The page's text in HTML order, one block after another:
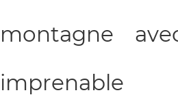
montagne
imprenable